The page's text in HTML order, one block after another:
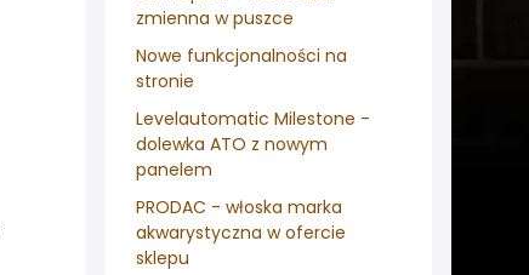
zmienna w puszce
Nowe funkcjonalności na
stronie
Levelautomatic Milestone -
dolewka ATO z nowym
panelem
PRODAC - włoska marka
akwarystyczna w ofercie
sklepu